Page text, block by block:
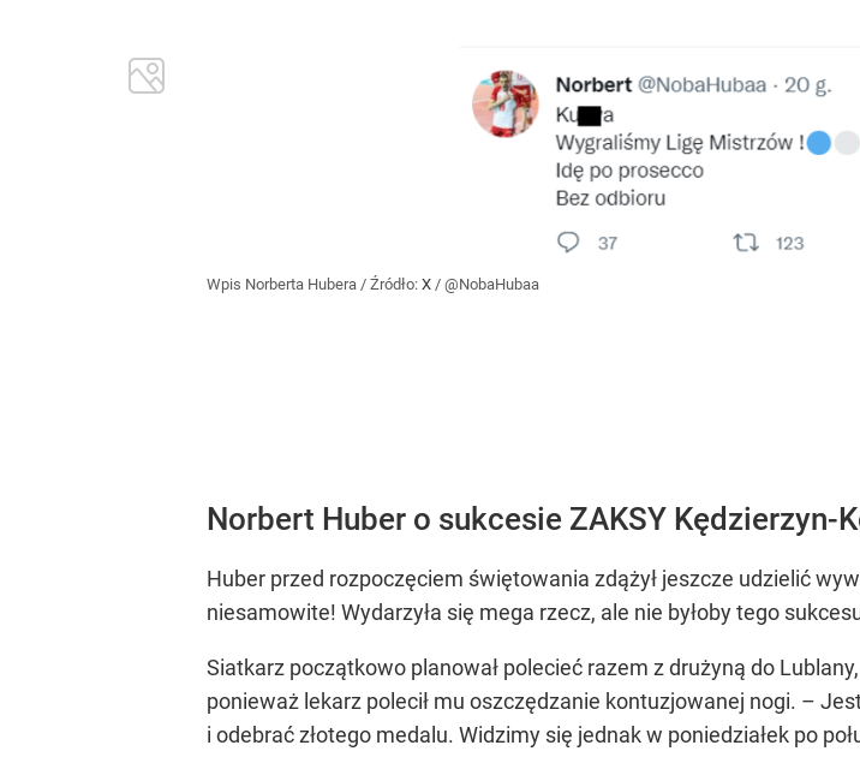
Wpis Norberta Hubera / Źródło: X / @NobaHubaa
Norbert Huber o sukcesie ZAKSY Kędzierzyn-
Huber przed rozpoczęciem świętowania zdążył jeszcze udzielić
niesamowite! Wydarzyła się mega rzecz, ale nie byłoby tego
Siatkarz początkowo planował polecieć razem z drużyną do
ponieważ lekarz polecił mu oszczędzanie kontuzjowanej nogi. –
i odebrać złotego medalu. Widzimy się jednak w poniedziałek po